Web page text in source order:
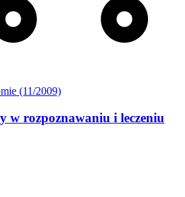
(11/2009)
w rozpoznawaniu i leczeniu